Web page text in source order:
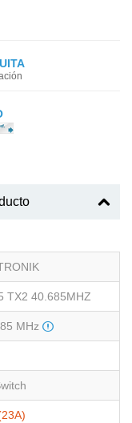
TX2 40.685MHZ
MHz